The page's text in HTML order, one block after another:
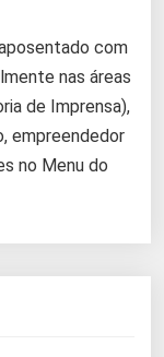
com
nas áreas
de Imprensa),
empreendedor
no Menu do